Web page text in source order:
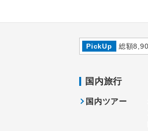
PickUp 総額
国内旅行
国内ツアー